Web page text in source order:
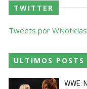
TWITTER
Tweets por WNoticias
ULTIMOS POSTS
WWE: